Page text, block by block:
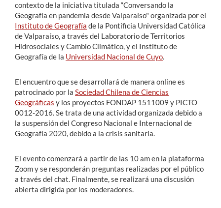
contexto de la iniciativa titulada “Conversando la
Geografía en pandemia desde Valparaíso" organizada por el
Instituto de Geografía de la Pontificia Universidad Católica
de Valparaíso, a través del Laboratorio de Territorios
Hidrosociales y Cambio Climático, y el Instituto de
Geografía de la Universidad Nacional de Cuyo.
El encuentro que se desarrollará de manera online es
patrocinado por la Sociedad Chilena de Ciencias
Geográficas y los proyectos FONDAP 1511009 y PICTO
0012-2016. Se trata de una actividad organizada debido a
la suspensión del Congreso Nacional e Internacional de
Geografía 2020, debido a la crisis sanitaria.
El evento comenzará a partir de las 10 am en la plataforma
Zoom y se responderán preguntas realizadas por el público
a través del chat. Finalmente, se realizará una discusión
abierta dirigida por los moderadores.